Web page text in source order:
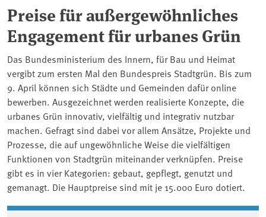
Preise für außergewöhnliches
Engagement für urbanes Grün
Das Bundesministerium des Innern, für Bau und Heimat
vergibt zum ersten Mal den Bundespreis Stadtgrün. Bis zum
9. April können sich Städte und Gemeinden dafür online
bewerben. Ausgezeichnet werden realisierte Konzepte, die
urbanes Grün innovativ, vielfältig und integrativ nutzbar
machen. Gefragt sind dabei vor allem Ansätze, Projekte und
Prozesse, die auf ungewöhnliche Weise die vielfältigen
Funktionen von Stadtgrün miteinander verknüpfen. Preise
gibt es in vier Kategorien: gebaut, gepflegt, genutzt und
gemanagt. Die Hauptpreise sind mit je 15.000 Euro dotiert.